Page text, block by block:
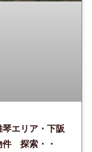
エリア・下阪
件 探索・・